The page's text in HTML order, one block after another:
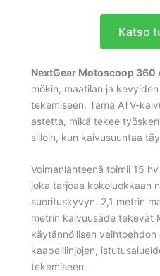
Katso
NextGear Motoscoop 360
mökin, maatilan ja
tekemiseen. Tämä ATV-
astetta, mikä tekee
silloin, kun kaivusuuntaa
Voimanlähteenä toimii 15
joka tarjoaa kokoluokkaan
suorituskyvyn. 2,1 metrin
metrin kaivuusäde tekevät
käytännöllisen vaihtoehdon
kaapelilinjojen,
tekemiseen.